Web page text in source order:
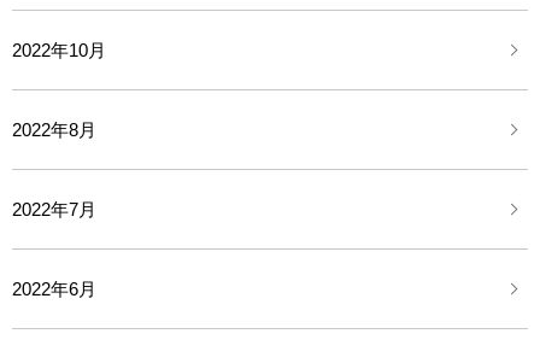
2022年10月
2022年8月
2022年7月
2022年6月